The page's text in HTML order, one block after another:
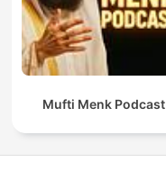
Mufti Menk Podcast